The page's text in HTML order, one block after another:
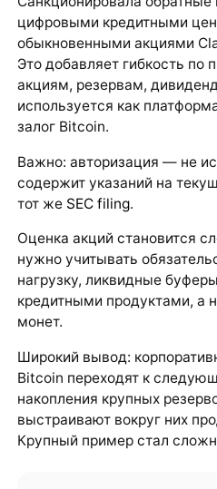
цифровыми кредитными
обыкновенными акциями
Это добавляет гибкость по
акциям, резервам,
используется как
залог Bitcoin.
Важно: авторизация — не
содержит указаний на
тот же SEC filing.
Оценка акций становится
нужно учитывать
нагрузку, ликвидные
кредитными продуктами, а
монет.
Широкий вывод:
Bitcoin переходят к
накопления крупных
выстраивают вокруг них
Крупный пример стал